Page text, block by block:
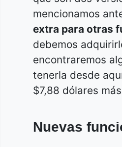
mencionamos
extra para otras
debemos
encontraremos
tenerla desde
$7,88 dólares
Nuevas